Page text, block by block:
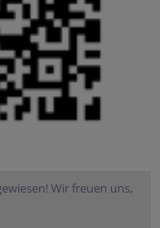
Wir freuen uns,